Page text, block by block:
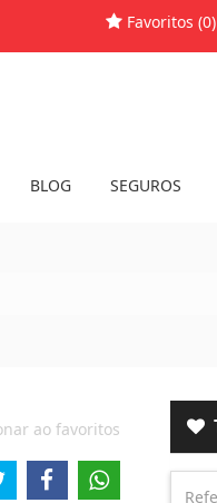
Favoritos (0)
BLOG SEGUROS
ao favoritos